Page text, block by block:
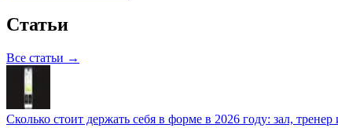
Статьи
Все статьи →
Сколько стоит держать себя в форме в 2026 году: зал,